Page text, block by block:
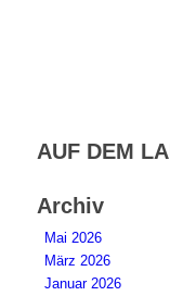
AUF DEM
Archiv
Mai 2026
März 2026
Januar 2026